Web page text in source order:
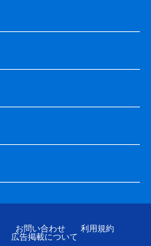
お問い合わせ
利用規約
広告掲載について